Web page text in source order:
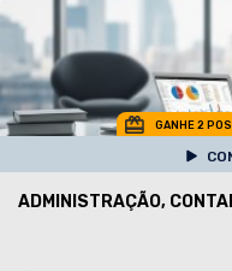
GANHE 2
ADMINISTRAÇÃO,